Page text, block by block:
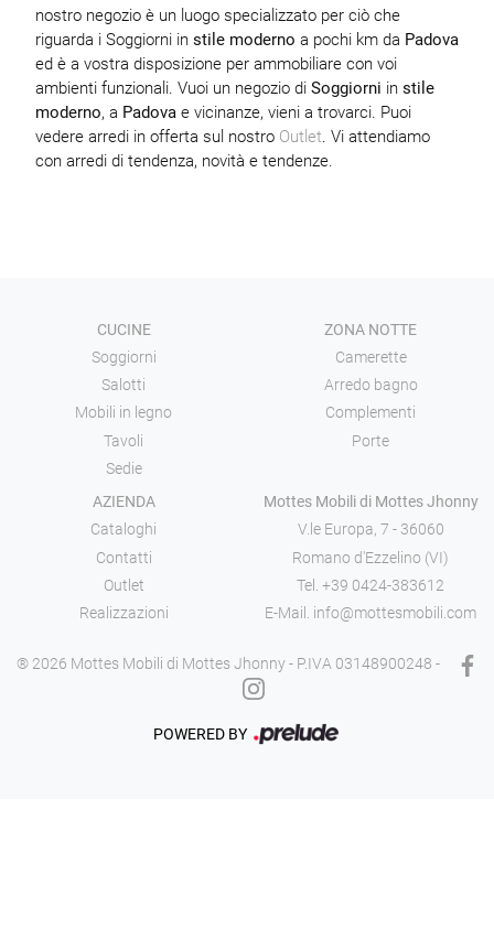
nostro negozio è un luogo specializzato per ciò che
riguarda i Soggiorni in stile moderno a pochi km da Padova
ed è a vostra disposizione per ammobiliare con voi
ambienti funzionali. Vuoi un negozio di Soggiorni in stile
moderno, a Padovae vicinanze, vieni a trovarci. Puoi
vedere arredi in offerta sul nostro Outlet. Vi attendiamo
con arredi di tendenza, novità e tendenze.
CUCINE
Soggiorni
Salotti
Mobili in legno
Tavoli
Sedie
ZONA NOTTE
Camerette
Arredo bagno
Complementi
Porte
AZIENDA
Cataloghi
Contatti
Outlet
Realizzazioni
Mottes Mobili di Mottes Jhonny
V.le Europa, 7 - 36060
Romano d'Ezzelino (VI)
Tel. +39 0424-383612
E-Mail. info@mottesmobili.com
® 2026 Mottes Mobili di Mottes Jhonny - P.IVA 03148900248 -
POWERED BY